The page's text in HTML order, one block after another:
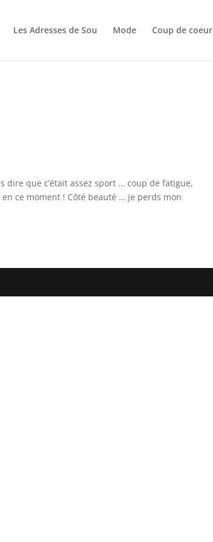
Les Adresses de Sou Mode Coup de coeur
que c’était assez sport … coup de fatigue,
ce moment ! Côté beauté … je perds mon